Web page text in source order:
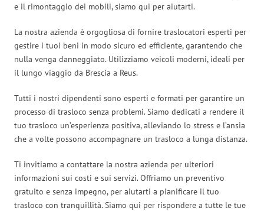
e il rimontaggio dei mobili, siamo qui per aiutarti.
La nostra azienda è orgogliosa di fornire traslocatori esperti per
gestire i tuoi beni in modo sicuro ed efficiente, garantendo che
nulla venga danneggiato. Utilizziamo veicoli moderni, ideali per
il lungo viaggio da Brescia a Reus.
Tutti i nostri dipendenti sono esperti e formati per garantire un
processo di trasloco senza problemi. Siamo dedicati a rendere il
tuo trasloco un’esperienza positiva, alleviando lo stress e l’ansia
che a volte possono accompagnare un trasloco a lunga distanza.
Ti invitiamo a contattare la nostra azienda per ulteriori
informazioni sui costi e sui servizi. Offriamo un preventivo
gratuito e senza impegno, per aiutarti a pianificare il tuo
trasloco con tranquillità. Siamo qui per rispondere a tutte le tue